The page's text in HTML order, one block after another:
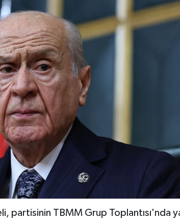
partisinin TBMM Grup Toplantısı'nda